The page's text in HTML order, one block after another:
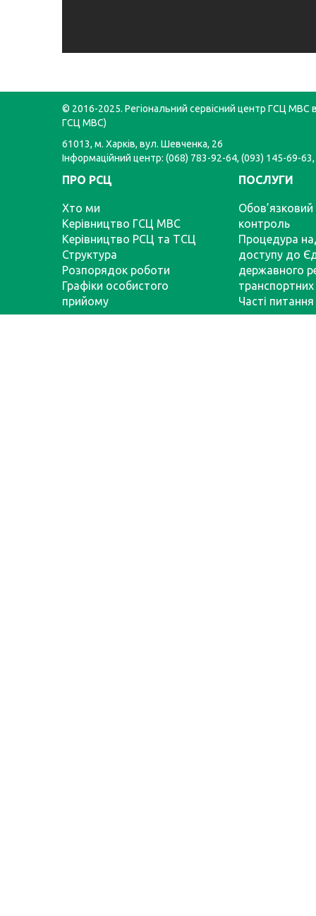
© 2016-2025. Регіональний сервісний центр ГСЦ МВС в
ГСЦ МВС)
61013, м. Харків, вул. Шевченка, 26
Інформаційний центр: (068) 783-92-64, (093) 145-69-
ПРО РСЦ
Хто ми
Керівництво ГСЦ МВС
Керівництво РСЦ та ТСЦ
Структура
Розпорядок роботи
Графіки особистого
прийому
ПОСЛУГИ
Обов’язковий
контроль
Процедура
доступу до
державного
транспортних
Часті питання